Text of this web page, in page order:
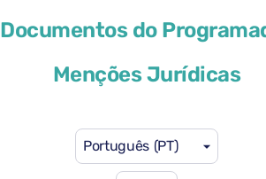
Documentos do
Menções Jurídicas
Português (PT)
Volkswagen Taigo